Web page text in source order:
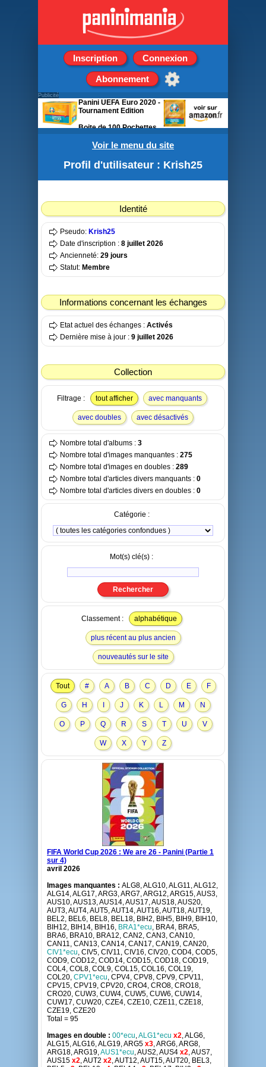
Inscription Connexion
Abonnement
Voir le menu du site
Profil d'utilisateur : Krish25
Identité
Pseudo: Krish25
Date d'inscription : 8 juillet 2026
Ancienneté: 29 jours
Statut: Membre
Informations concernant les échanges
Etat actuel des échanges : Activés
Dernière mise à jour : 9 juillet 2026
Collection
Filtrage : tout afficher avec manquants
avec doubles avec désactivés
Nombre total d'albums : 3
Nombre total d'images manquantes : 275
Nombre total d'images en doubles : 289
Nombre total d'articles divers manquants : 0
Nombre total d'articles divers en doubles : 0
Catégorie :
Mot(s) clé(s) :
Classement : alphabétique
plus récent au plus ancien
nouveautés sur le site
Tout # A B C D E F
G H J K L M N
O P Q R S T U V
W X Y Z
FIFA World Cup 2026 : We are 26 - Panini (Partie 1
sur 4)
avril 2026
Images manquantes : ALG8, ALG10, ALG11, ALG12,
ALG14, ALG17, ARG3, ARG7, ARG12, ARG15, AUS3,
AUS10, AUS13, AUS14, AUS17, AUS18, AUS20,
AUT3, AUT4, AUT5, AUT14, AUT16, AUT18, AUT19,
BEL2, BEL6, BEL8, BEL18, BIH2, BIH5, BIH9, BIH10,
BIH12, BIH14, BIH16, BRA1*ecu, BRA4, BRA5,
BRA6, BRA10, BRA12, CAN2, CAN3, CAN10,
CAN11, CAN13, CAN14, CAN17, CAN19, CAN20,
CIV1*ecu, CIV5, CIV11, CIV16, CIV20, COD4, COD5,
COD9, COD12, COD14, COD15, COD18, COD19,
COL4, COL8, COL9, COL15, COL16, COL19,
COL20, CPV1*ecu, CPV4, CPV8, CPV9, CPV11,
CPV15, CPV19, CPV20, CRO4, CRO8, CRO18,
CRO20, CUW3, CUW4, CUW5, CUW6, CUW14,
CUW17, CUW20, CZE4, CZE10, CZE11, CZE18,
CZE19, CZE20
Total = 95
Images en double : 00*ecu,ALG1*ecu x2, ALG6,
ALG15, ALG16, ALG19, ARG5 x3, ARG6, ARG8,
ARG18, ARG19,AUS1*ecu, AUS2, AUS4 x2, AUS7,
AUS15 x2, AUT2 x2, AUT12, AUT15, AUT20, BEL3,
Publicité
Panini UEFA Euro 2020 -
Tournament Edition
Boite de 100 Pochettes
de 5 stickers